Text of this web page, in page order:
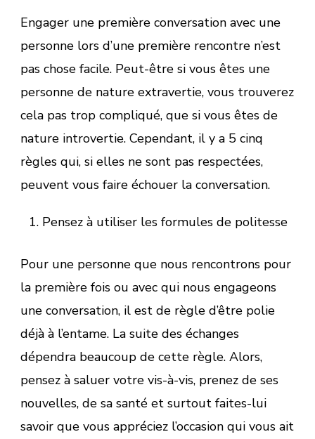
Engager une première conversation avec une
personne lors d’une première rencontre n’est
pas chose facile. Peut-être si vous êtes une
personne de nature extravertie, vous trouverez
cela pas trop compliqué, que si vous êtes de
nature introvertie. Cependant, il y a 5 cinq
règles qui, si elles ne sont pas respectées,
peuvent vous faire échouer la conversation.
Pensez à utiliser les formules de politesse
Pour une personne que nous rencontrons pour
la première fois ou avec qui nous engageons
une conversation, il est de règle d’être polie
déjà à l’entame. La suite des échanges
dépendra beaucoup de cette règle. Alors,
pensez à saluer votre vis-à-vis, prenez de ses
nouvelles, de sa santé et surtout faites-lui
savoir que vous appréciez l’occasion qui vous ait